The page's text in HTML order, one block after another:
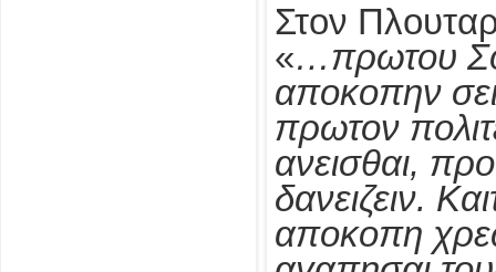
Στον
«…πρωτου
αποκοπην
πρωτον
ανεισθαι,
δανειζειν.
αποκοπη